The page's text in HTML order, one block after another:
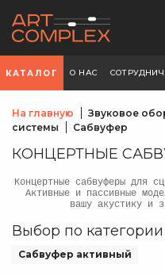
КАТАЛОГ О НАС
На главную Звуковое
системы
Сабвуфер
КОНЦЕРТНЫЕ
Концертные сабвуферы для
Активные и пассивные
вашу акустику и
Выбор по категории
Сабвуфер активный